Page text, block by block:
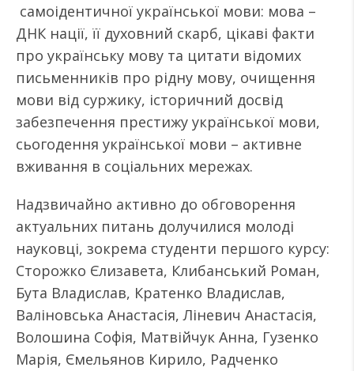
самоідентичної української мови: мова –
ДНК нації, її духовний скарб, цікаві факти
про українську мову та цитати відомих
письменників про рідну мову, очищення
мови від суржику, історичний досвід
забезпечення престижу української мови,
сьогодення української мови – активне
вживання в соціальних мережах.
Надзвичайно активно до обговорення
актуальних питань долучилися молоді
науковці, зокрема студенти першого курсу:
Сторожко Єлизавета, Клибанський Роман,
Бута Владислав, Кратенко Владислав,
Валіновська Анастасія, Ліневич Анастасія,
Волошина Софія, Матвійчук Анна, Гузенко
Марія, Ємельянов Кирило, Радченко